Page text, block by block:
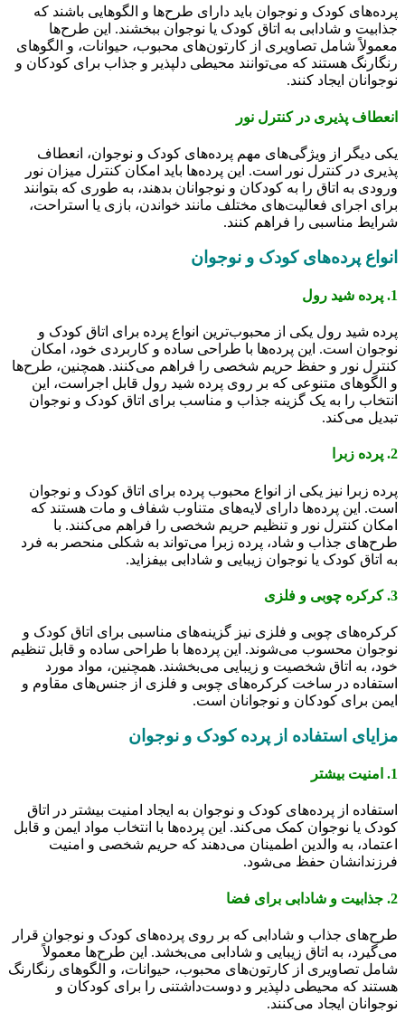
پرده‌های کودک و نوجوان باید دارای طرح‌ها و الگوهایی باشند که
جذابیت و شادابی به اتاق کودک یا نوجوان ببخشند. این طرح‌ها
معمولاً شامل تصاویری از کارتون‌های محبوب، حیوانات، و الگوهای
رنگارنگ هستند که می‌توانند محیطی دلپذیر و جذاب برای کودکان و
نوجوانان ایجاد کنند.
انعطاف پذیری در کنترل نور
یکی دیگر از ویژگی‌های مهم پرده‌های کودک و نوجوان، انعطاف
پذیری در کنترل نور است. این پرده‌ها باید امکان کنترل میزان نور
ورودی به اتاق را به کودکان و نوجوانان بدهند، به طوری که بتوانند
برای اجرای فعالیت‌های مختلف مانند خواندن، بازی یا استراحت،
شرایط مناسبی را فراهم کنند.
انواع پرده‌های کودک و نوجوان
1. پرده شید رول
پرده شید رول یکی از محبوب‌ترین انواع پرده برای اتاق کودک و
نوجوان است. این پرده‌ها با طراحی ساده و کاربردی خود، امکان
کنترل نور و حفظ حریم شخصی را فراهم می‌کنند. همچنین، طرح‌ها
و الگوهای متنوعی که بر روی پرده شید رول قابل اجراست، این
انتخاب را به یک گزینه جذاب و مناسب برای اتاق کودک و نوجوان
تبدیل می‌کند.
2. پرده زبرا
پرده زبرا نیز یکی از انواع محبوب پرده برای اتاق کودک و نوجوان
است. این پرده‌ها دارای لایه‌های متناوب شفاف و مات هستند که
امکان کنترل نور و تنظیم حریم شخصی را فراهم می‌کنند. با
طرح‌های جذاب و شاد، پرده زبرا می‌تواند به شکلی منحصر به فرد
به اتاق کودک یا نوجوان زیبایی و شادابی بیفزاید.
3. کرکره چوبی و فلزی
کرکره‌های چوبی و فلزی نیز گزینه‌های مناسبی برای اتاق کودک و
نوجوان محسوب می‌شوند. این پرده‌ها با طراحی ساده و قابل تنظیم
خود، به اتاق شخصیت و زیبایی می‌بخشند. همچنین، مواد مورد
استفاده در ساخت کرکره‌های چوبی و فلزی از جنس‌های مقاوم و
ایمن برای کودکان و نوجوانان است.
مزایای استفاده از پرده کودک و نوجوان
1. امنیت بیشتر
استفاده از پرده‌های کودک و نوجوان به ایجاد امنیت بیشتر در اتاق
کودک یا نوجوان کمک می‌کند. این پرده‌ها با انتخاب مواد ایمن و قابل
اعتماد، به والدین اطمینان می‌دهند که حریم شخصی و امنیت
فرزندانشان حفظ می‌شود.
2. جذابیت و شادابی برای فضا
طرح‌های جذاب و شادابی که بر روی پرده‌های کودک و نوجوان قرار
می‌گیرد، به اتاق زیبایی و شادابی می‌بخشد. این طرح‌ها معمولاً
شامل تصاویری از کارتون‌های محبوب، حیوانات، و الگوهای رنگارنگ
هستند که محیطی دلپذیر و دوست‌داشتنی را برای کودکان و
نوجوانان ایجاد می‌کنند.